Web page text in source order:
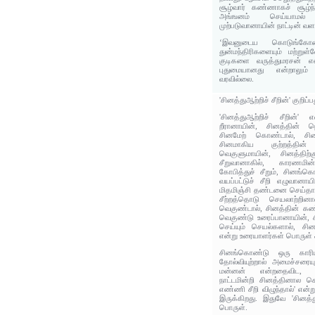
சூழ்வார் கண்ணாகச்
அங்ஙனம்
முற்படுவானாயின் நாட்டின்
‘இவனுடைய
துன்மந்திரிகளையும்
குடிகளை வருத்துமரசன்
புதுமையானது
வரவில்லை.
'சினத்துஆற்றிச் சீறின்'
'சினத்துஆற்றிச் சீறின்'
றீரானாயின், சினத்தின்
சினமேற் கொண்டால்,
சினமாகிய
வெகுளுமாயின்,
சீறுவானாகில்,
கோபித்துச் சீறும்,
வயப்பட்டுச் சீறி
மிதமிஞ்சி தண்டனை
சீற்றத்தொடு
வெகுண்டால், சினத்தின்
வெகுண்டு உரைப்பானாயின்,
செய்யும் செயல்களால்,
என்று உரையாளர்கள் பொருள்
சினங்கொண்டு ஒரு
தோல்வியுற்றால்
மன்னன் என்றதைவிட,
நாட்டமின்றி சினத்தினால
எண்ணி சீறி விழுந்தால்'
இருக்கிறது. இதுவே
பொருள்.